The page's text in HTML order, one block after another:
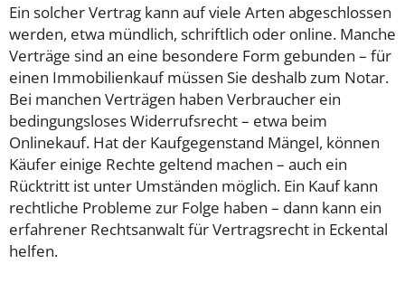
Ein solcher Vertrag kann auf viele Arten abgeschlossen
werden, etwa mündlich, schriftlich oder online. Manche
Verträge sind an eine besondere Form gebunden – für
einen Immobilienkauf müssen Sie deshalb zum Notar.
Bei manchen Verträgen haben Verbraucher ein
bedingungsloses Widerrufsrecht – etwa beim
Onlinekauf. Hat der Kaufgegenstand Mängel, können
Käufer einige Rechte geltend machen – auch ein
Rücktritt ist unter Umständen möglich. Ein Kauf kann
rechtliche Probleme zur Folge haben – dann kann ein
erfahrener Rechtsanwalt für Vertragsrecht in Eckental
helfen.